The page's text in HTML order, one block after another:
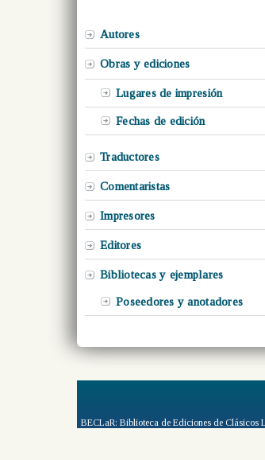
Autores
Obras y ediciones
Lugares de impresión
Fechas de edición
Traductores
Comentaristas
Impresores
Editores
Bibliotecas y ejemplares
Poseedores y anotadores
BECLaR: Biblioteca de Ediciones de Clásicos